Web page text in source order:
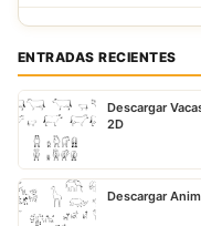
ENTRADAS RECIENTES
Descargar
2D
Descargar